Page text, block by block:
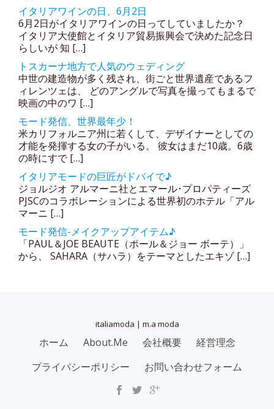
イタリアワインの日、6月2日
6月2日がイタリアワインの日ってしていましたか？
イタリア大使館とイタリア貿易振興会で決めた記念日
らしいが 知 […]
トスカーナ地方で人気のウェディング
中世の建造物が多く残され、街ごと世界遺産であるフ
ィレンツェは、 どのアングルで写真を撮ってもまるで
映画の中のワ […]
モード発信、世界最年少！
米カリフォルニア州に若くして、デザイナーとしての
才能を発揮する女の子がいる。 彼女はまだ10歳。6歳
の時にすで […]
イタリアモードの巨匠がドバイで♪
ジョルジオ アルマーニ社とエマール･プロパティーズ
PJSCのコラボレーションによる世界初のホテル「アル
マーニ […]
モード発信-メイクアップアイテム♪
「PAUL＆JOE BEAUTE（ポール＆ジョー ボーテ）」
から、 SAHARA（サハラ）をテーマとしたエキゾ […]
italiamoda | m.a moda
SECONDARY
ホーム About.Me 会社概要
経営理念
プライバシーポリシー
お問い合わせフォーム